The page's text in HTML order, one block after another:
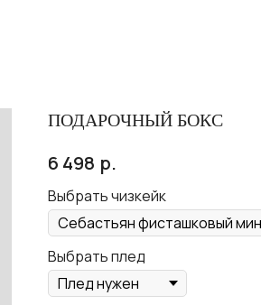
ПОДАРОЧНЫЙ БОКС
6 498 р.
Выбрать чизкейк
Выбрать плед